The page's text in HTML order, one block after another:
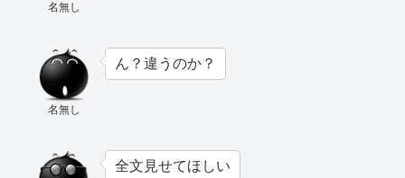
名無し
名無し
ん？違うのか？
全文見せてほしい